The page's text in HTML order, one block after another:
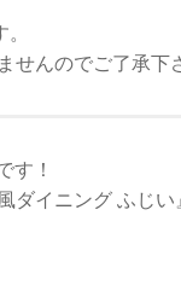
んのでご了承下
す！
ダイニング ふじ